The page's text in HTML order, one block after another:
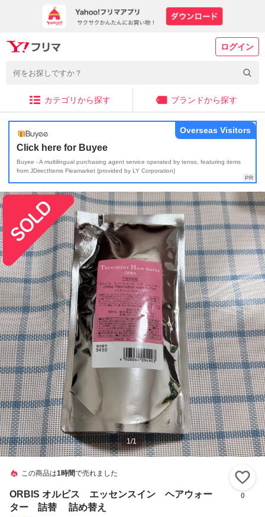
ログイン
カテゴリから探す ブランドから探す
Click here for Buyee
Buyee - A multilingual purchasing agent service operated by tenso, featuring items
from JDirectItems Fleamarket (provided by LY Corporation)
Overseas Visitors
1/1
この商品は1時間で売れました
ORBIS オルビス エッセンスイン ヘアウォー
ター 詰替 詰め替え
0